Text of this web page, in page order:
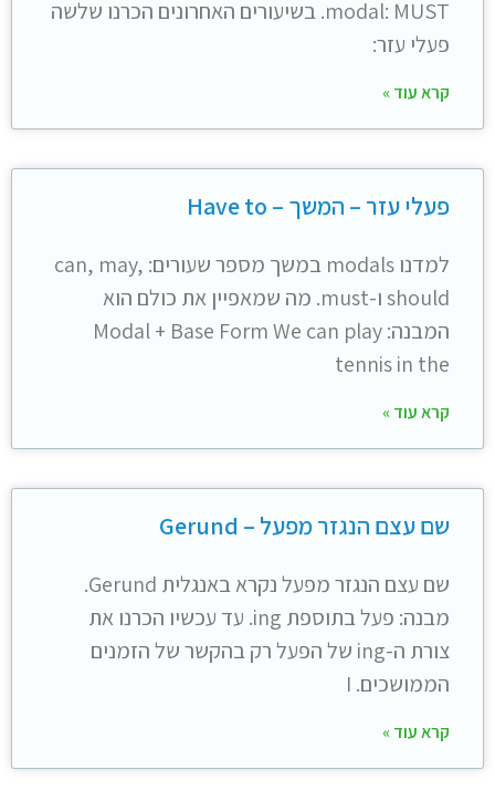
modal: MUST. בשיעורים האחרונים הכרנו שלשה
פעלי עזר:
קרא עוד »
פעלי עזר – המשך – Have to
למדנו modals במשך מספר שעורים: can, may,
should ו-must. מה שמאפיין את כולם הוא
המבנה: Modal + Base Form We can play
tennis in the
קרא עוד »
שם עצם הנגזר מפעל – Gerund
שם עצם הנגזר מפעל נקרא באנגלית Gerund.
מבנה: פעל בתוספת ing. עד עכשיו הכרנו את
צורת ה-ing של הפעל רק בהקשר של הזמנים
הממושכים. I
קרא עוד »